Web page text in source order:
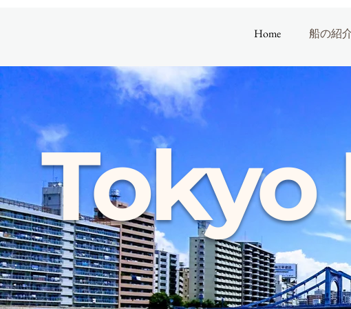
Home 船の紹
Tokyo